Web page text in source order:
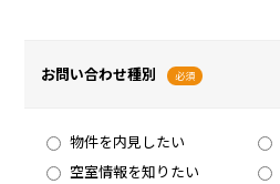
お問い合わせ種別 必須
物件を内見したい
空室情報を知りたい